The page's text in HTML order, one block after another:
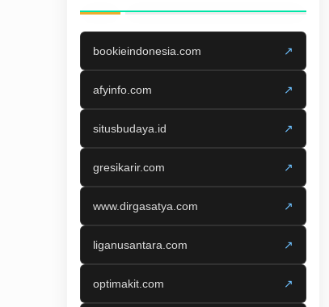
bookieindonesia.com ↗
afyinfo.com ↗
situsbudaya.id ↗
gresikarir.com ↗
www.dirgasatya.com ↗
liganusantara.com ↗
optimakit.com ↗